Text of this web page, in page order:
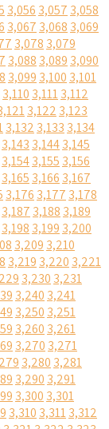
3,056 3,057 3,058
3,067 3,068 3,069
3,078 3,079
3,088 3,089 3,090
3,099 3,100 3,101
3,110 3,1113,112
3,122 3,123
3,132 3,133 3,134
3,143 3,1443,145
3,1543,155 3,156
3,165 3,166 3,167
3,176 3,177 3,178
3,187 3,188 3,189
3,198 3,199 3,200
3,209 3,210
3,219 3,220 3,221
3,230 3,231
3,240 3,241
3,250 3,251
3,260 3,261
3,270 3,271
3,280 3,281
3,290 3,291
3,300 3,301
3,310 3,3113,312